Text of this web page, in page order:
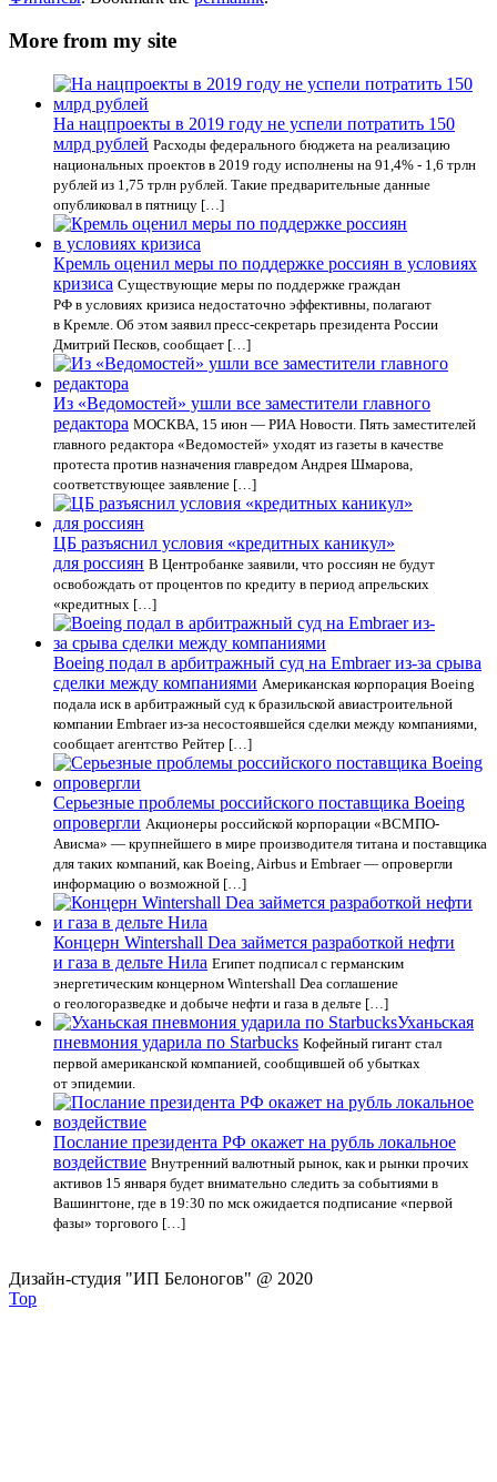
More from my site
На нацпроекты в 2019 году не успели потратить 150
млрд рублей Расходы федерального бюджета на реализацию
национальных проектов в 2019 году исполнены на 91,4% - 1,6 трлн
рублей из 1,75 трлн рублей. Такие предварительные данные
опубликовал в пятницу […]
Кремль оценил меры по поддержке россиян в условиях
кризиса Существующие меры по поддержке граждан
РФ в условиях кризиса недостаточно эффективны, полагают
в Кремле. Об этом заявил пресс-секретарь президента России
Дмитрий Песков, сообщает […]
Из «Ведомостей» ушли все заместители главного
редактора МОСКВА, 15 июн — РИА Новости. Пять заместителей
главного редактора «Ведомостей» уходят из газеты в качестве
протеста против назначения главредом Андрея Шмарова,
соответствующее заявление […]
ЦБ разъяснил условия «кредитных каникул»
для россиян В Центробанке заявили, что россиян не будут
освобождать от процентов по кредиту в период апрельских
«кредитных […]
Boeing подал в арбитражный суд на Embraer из-за срыва
сделки между компаниями Американская корпорация Boeing
подала иск в арбитражный суд к бразильской авиастроительной
компании Embraer из-за несостоявшейся сделки между компаниями,
сообщает агентство Рейтер […]
Серьезные проблемы российского поставщика Boeing
опровергли Акционеры российской корпорации «ВСМПО-
Ависма» — крупнейшего в мире производителя титана и поставщика
для таких компаний, как Boeing, Airbus и Embraer — опровергли
информацию о возможной […]
Концерн Wintershall Dea займется разработкой нефти
и газа в дельте Нила Египет подписал с германским
энергетическим концерном Wintershall Dea соглашение
о геологоразведке и добыче нефти и газа в дельте […]
Уханьская
пневмония ударила по Starbucks Кофейный гигант стал
первой американской компанией, сообщившей об убытках
от эпидемии.
Послание президента РФ окажет на рубль локальное
воздействие Внутренний валютный рынок, как и рынки прочих
активов 15 января будет внимательно следить за событиями в
Вашингтоне, где в 19:30 по мск ожидается подписание «первой
фазы» торгового […]
Дизайн-студия "ИП Белоногов" @ 2020
Top